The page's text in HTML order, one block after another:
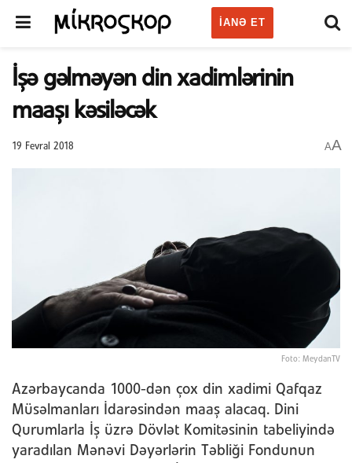
IANƏ ET
İşə gəlməyən din xadimlərinin
maaşı kəsiləcək
19 Fevral 2018 AA
Foto: MeydanTV
Azərbaycanda 1000-dən çox din xadimi Qafqaz
Müsəlmanları İdarəsindən maaş alacaq. Dini
Qurumlarla İş üzrə Dövlət Komitəsinin tabeliyində
yaradılan Mənəvi Dəyərlərin Təbliği Fondunun